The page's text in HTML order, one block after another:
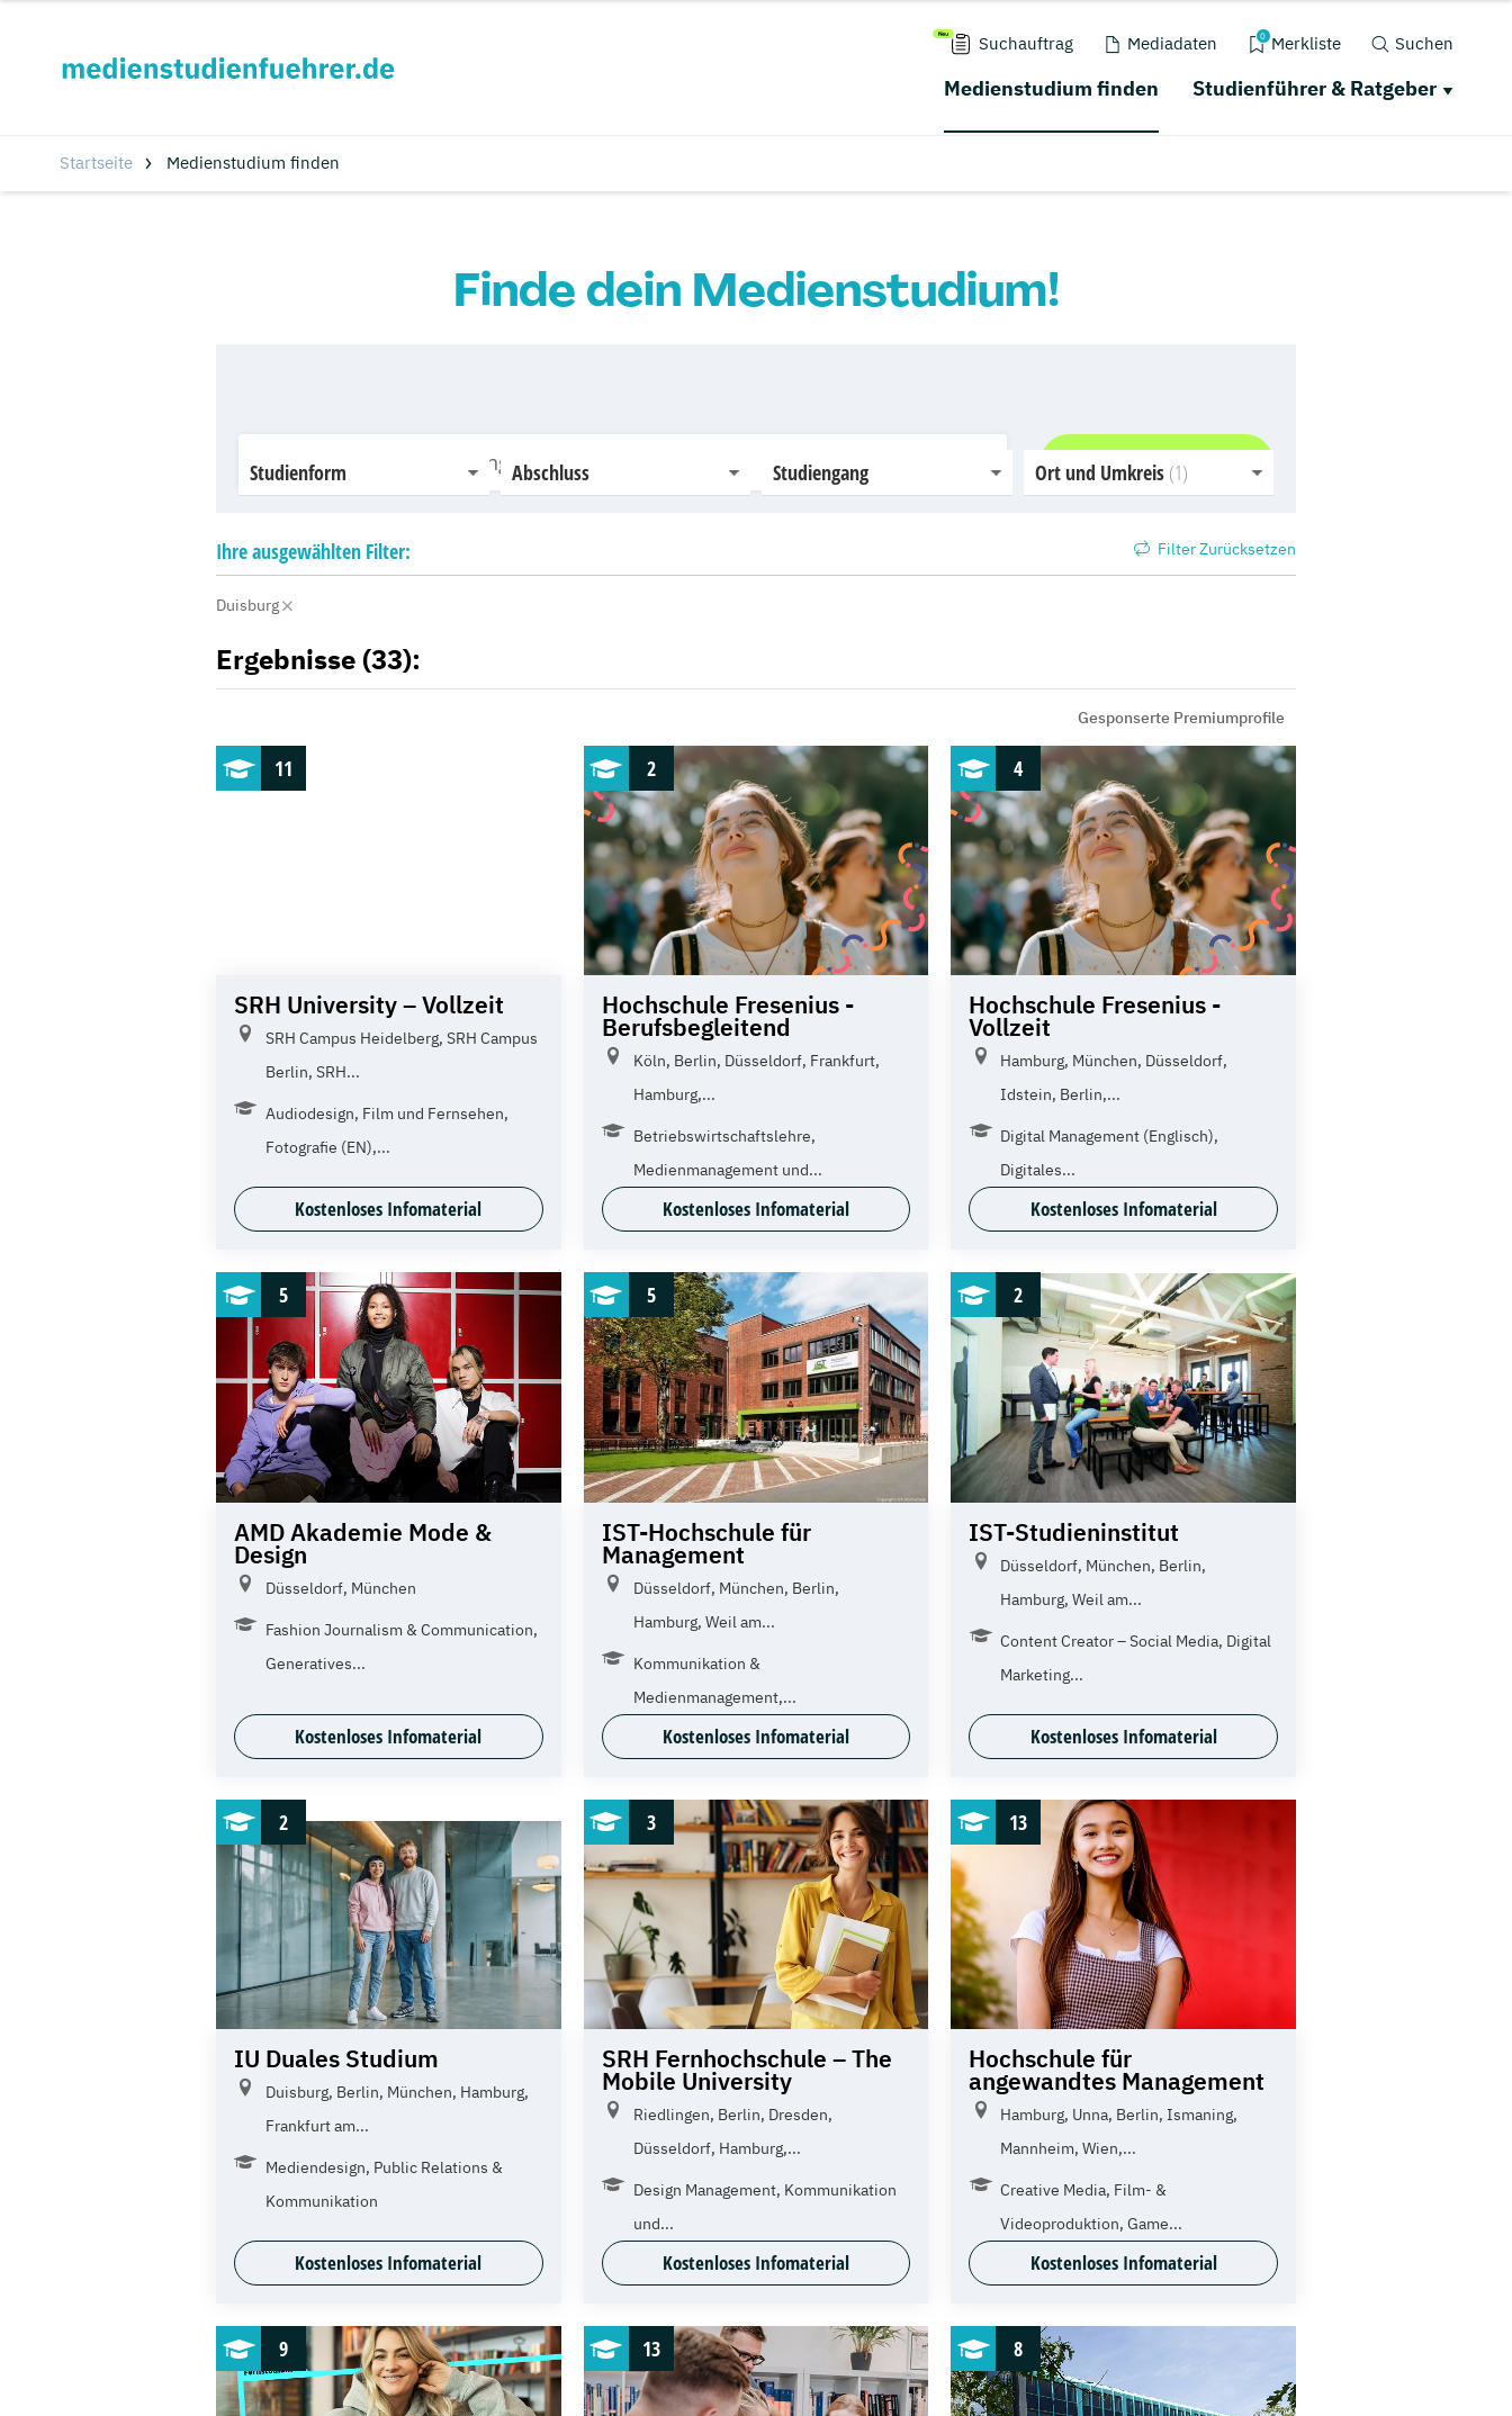
Suchauftrag Mediadaten 0 Merkliste Suchen
Medienstudium finden Studienführer & Ratgeber
Startseite Medienstudium finden
Finde dein Medienstudium!
Jetzt finden
Ihreausgewählten Filter: Filter Zurücksetzen
Duisburg
Studienform Abschluss Studiengang Ort und Umkreis
Ergebnisse (33):
Gesponserte Premiumprofile
11
SRH University – Vollzeit
SRH Campus Heidelberg, SRH Campus
Berlin, SRH...
Audiodesign, Film und Fernsehen,
Fotografie (EN),...
Kostenloses Infomaterial
2
Hochschule Fresenius -
Berufsbegleitend
Köln, Berlin, Düsseldorf, Frankfurt,
Hamburg,...
Betriebswirtschaftslehre,
Medienmanagement und...
Kostenloses Infomaterial
4
Hochschule Fresenius -
Vollzeit
Hamburg, München, Düsseldorf,
Idstein, Berlin,...
Digital Management (Englisch),
Digitales...
Kostenloses Infomaterial
5
AMD Akademie Mode &
Design
Düsseldorf, München
Fashion Journalism & Communication,
Generatives...
Kostenloses Infomaterial
5
IST-Hochschule für
Management
Düsseldorf, München, Berlin,
Hamburg, Weil am...
Kommunikation &
Medienmanagement,...
Kostenloses Infomaterial
2
IST-Studieninstitut
Düsseldorf, München, Berlin,
Hamburg, Weil am...
Content Creator – Social Media, Digital
Marketing...
Kostenloses Infomaterial
2
IU Duales Studium
Duisburg, Berlin, München, Hamburg,
Frankfurt am...
Mediendesign, Public Relations &
Kommunikation
Kostenloses Infomaterial
3
SRH Fernhochschule – The
Mobile University
Riedlingen, Berlin, Dresden,
Düsseldorf, Hamburg,...
Design Management, Kommunikation
und...
Kostenloses Infomaterial
13
Hochschule für
angewandtes Management
Hamburg, Unna, Berlin, Ismaning,
Mannheim, Wien,...
Creative Media, Film- &
Videoproduktion, Game...
Kostenloses Infomaterial
9 13 8